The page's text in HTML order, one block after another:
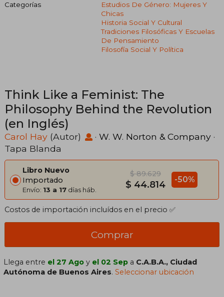
Categorías
Estudios De Género: Mujeres Y
Chicas
Historia Social Y Cultural
Tradiciones Filosóficas Y Escuelas
De Pensamiento
Filosofía Social Y Política
Think Like a Feminist: The
Philosophy Behind the Revolution
(en Inglés)
Carol Hay (Autor) · W. W. Norton & Company ·
Tapa Blanda
Libro Nuevo
Importado
Envío: 13 a 17 días háb.
$ 89.629
$ 44.814 -50%
Costos de importación incluídos en el precio ✅
Comprar
Llega entre el 27 Ago y el 02 Sep a C.A.B.A., Ciudad
Autónoma de Buenos Aires.Seleccionar ubicación